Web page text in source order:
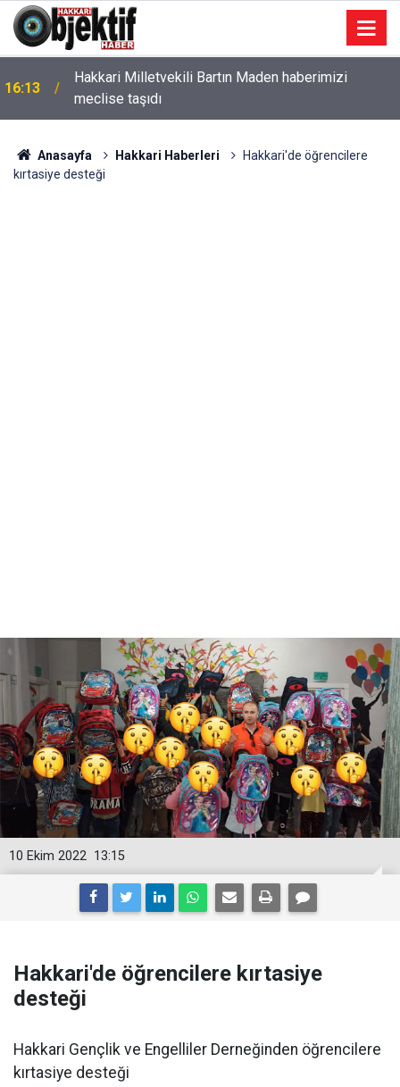
16:13
Hakkari Milletvekili Bartın Maden haberimizi
meclise taşıdı
Anasayfa Hakkari Haberleri
Hakkari'de öğrencilere
kırtasiye desteği
13:15
10 Ekim 2022
Hakkari'de öğrencilere kırtasiye
desteği
Hakkari Gençlik ve Engelliler Derneğinden öğrencilere
kırtasiye desteği